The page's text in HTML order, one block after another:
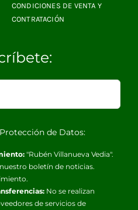
CONDICIONES DE VENTA Y
CONTRATACIÓN
de Datos:
"Rubén Villanueva Vedia".
boletín de noticias.
No se realizan
de servicios de